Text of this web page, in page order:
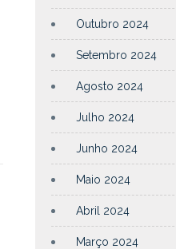
Outubro 2024
Setembro 2024
Agosto 2024
Julho 2024
Junho 2024
Maio 2024
Abril 2024
Março 2024